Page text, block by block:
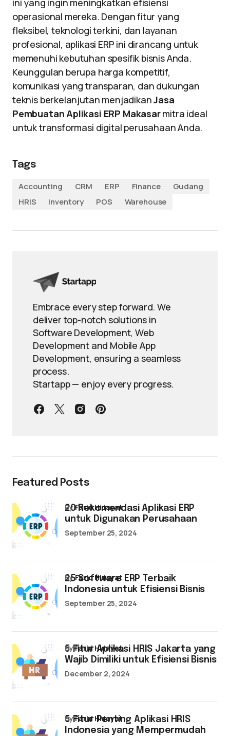
ini yang ingin meningkatkan efisiensi
operasional mereka. Dengan fitur yang
fleksibel, teknologi terkini, dan layanan
profesional, aplikasi ERP ini dirancang untuk
memenuhi kebutuhan spesifik bisnis Anda.
Keunggulan berupa harga kompetitif,
komunikasi yang transparan, dan dukungan
teknis berkelanjutan menjadikanJasa
Pembuatan Aplikasi ERP Makasarmitra ideal
untuk transformasi digital perusahaan Anda.
Tags
Accounting
CRM ERP Finance
Gudang
HRIS
Inventory POS Warehouse
Embrace every step forward. We
deliver top-notch solutions in
Software Development, Web
Development and Mobile App
Development, ensuring a seamless
process.
Startapp — enjoy every progress.
Featured Posts
20 Rekomendasi Aplikasi ERP
untuk Digunakan Perusahaan
byFarid Hidayat
September 25, 2024
25 Software ERP Terbaik
Indonesia untuk Efisiensi Bisnis
byFarid Hidayat
September 25, 2024
5 Fitur Aplikasi HRIS Jakarta yang
Wajib Dimiliki untuk Efisiensi Bisnis
byFarid Hidayat
December 2, 2024
5 Fitur Penting Aplikasi HRIS
Indonesia yang Mempermudah
byFarid Hidayat